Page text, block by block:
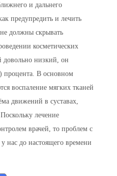
и дальнего
предупредить и лечить
должны скрывать
косметических
довольно низкий, он
процента. В основном
воспаление мягких тканей
движений в суставах,
лечение
врачей, то проблем с
нас до настоящего времени